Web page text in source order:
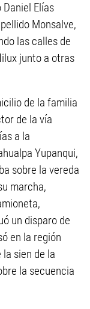
Elías
Monsalve,
las calles de
junto a otras
de la familia
de la vía
a la
Yupanqui,
sobre la vereda
marcha,
un disparo de
en la región
sien de la
la secuencia